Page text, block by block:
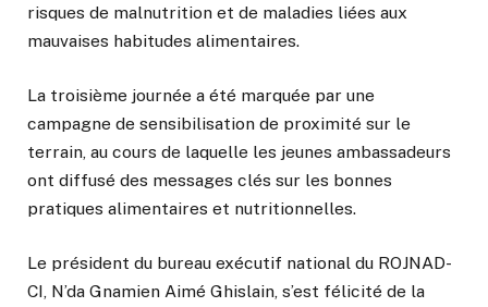
risques de malnutrition et de maladies liées aux
mauvaises habitudes alimentaires.
La troisième journée a été marquée par une
campagne de sensibilisation de proximité sur le
terrain, au cours de laquelle les jeunes ambassadeurs
ont diffusé des messages clés sur les bonnes
pratiques alimentaires et nutritionnelles.
Le président du bureau exécutif national du ROJNAD-
CI, N’da Gnamien Aimé Ghislain, s’est félicité de la